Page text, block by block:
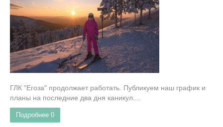
ГЛК "Егоза" продолжает работать. Публикуем наш график и
планы на последние два дня каникул....
Подробнее 0